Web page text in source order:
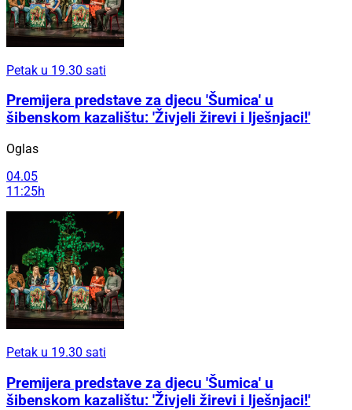
Petak u 19.30 sati
Premijera predstave za djecu 'Šumica' u
šibenskom kazalištu: 'Živjeli žirevi i lješnjaci!'
Oglas
04.05
11:25h
Petak u 19.30 sati
Premijera predstave za djecu 'Šumica' u
šibenskom kazalištu: 'Živjeli žirevi i lješnjaci!'